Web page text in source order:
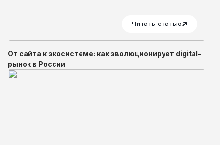
Читать статью
От сайта к экосистеме: как эволюционирует digital-
рынок в России